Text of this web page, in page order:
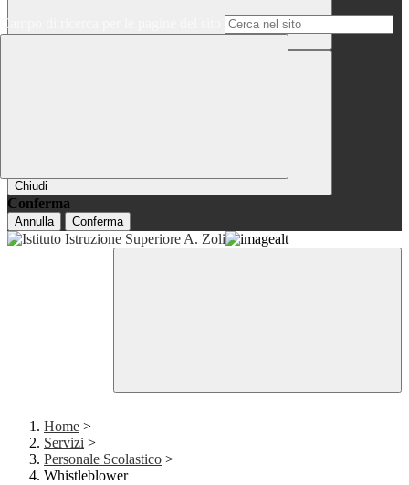
Chiudi
Conferma
Annulla Conferma
Campo di ricerca per le pagine del sito
Home >
Servizi >
Personale Scolastico >
Whistleblower